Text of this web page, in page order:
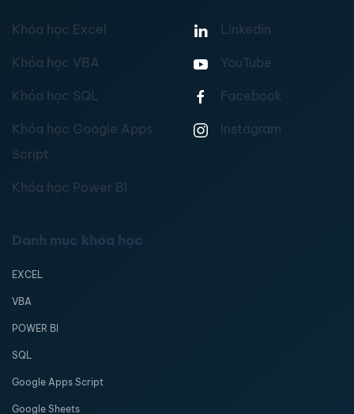
Khóa học Excel
Khóa học VBA
Khóa học SQL
Khóa học Google Apps
Script
Khóa học Power BI
Linkedin
YouTube
Facebook
Instagram
Danh mục khóa học
EXCEL
VBA
POWER BI
SQL
Google Apps Script
Google Sheets